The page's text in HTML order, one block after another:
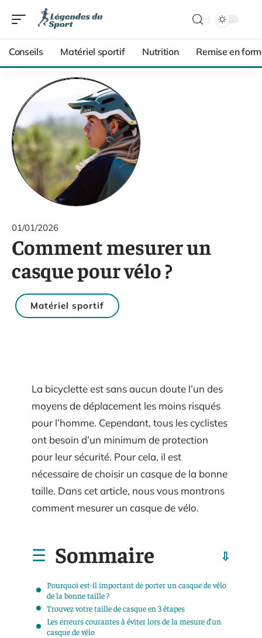
Conseils Matériel sportif Nutrition Remise en
01/01/2026
Comment mesurer un
casque pour vélo ?
Matériel sportif
La bicyclette est sans aucun doute l’un des
moyens de déplacement les moins risqués
pour l’homme. Cependant, tous les cyclistes
ont besoin d’un minimum de protection
pour leur sécurité. Pour cela, il est
nécessaire de choisir un casque de la bonne
taille. Dans cet article, nous vous montrons
comment mesurer un casque de vélo.
Sommaire
Pourquoi est-il important de porter un casque de vélo
de la bonne taille ?
Trouvez votre taille de casque en 3 étapes
Les erreurs courantes à éviter lors de la mesure d’un
casque de vélo